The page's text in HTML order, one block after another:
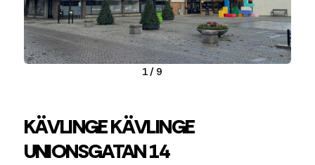
1/ 9
KÄVLINGE KÄVLINGE
UNIONSGATAN 14